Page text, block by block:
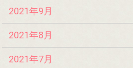
2021年9月
2021年8月
2021年7月